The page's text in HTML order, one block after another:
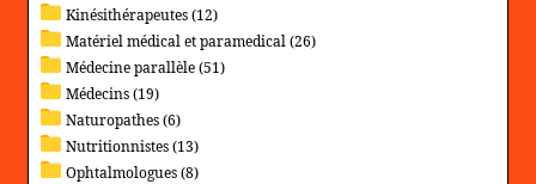
Kinésithérapeutes (12)
Matériel médical et paramedical (26)
Médecine parallèle (51)
Médecins (19)
Naturopathes (6)
Nutritionnistes (13)
Ophtalmologues (8)